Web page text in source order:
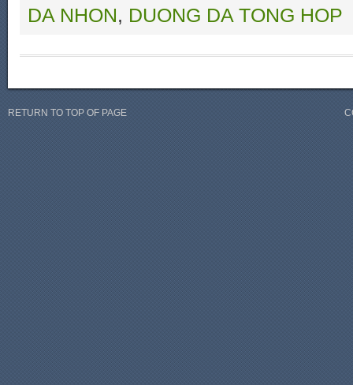
DA NHON, DUONG DA TONG HOP
RETURN TO TOP OF PAGE